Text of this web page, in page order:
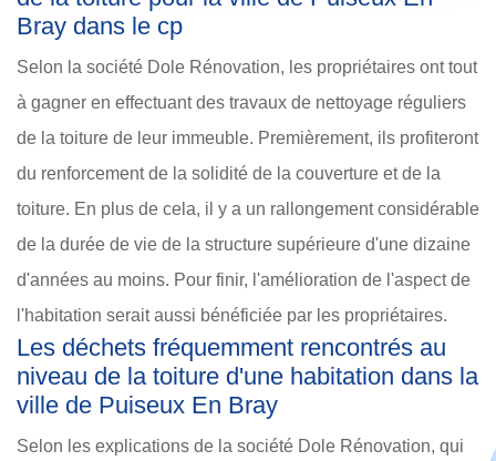
Bray dans le cp
Selon la société Dole Rénovation, les propriétaires ont tout
à gagner en effectuant des travaux de nettoyage réguliers
de la toiture de leur immeuble. Premièrement, ils profiteront
du renforcement de la solidité de la couverture et de la
toiture. En plus de cela, il y a un rallongement considérable
de la durée de vie de la structure supérieure d'une dizaine
d'années au moins. Pour finir, l'amélioration de l'aspect de
l'habitation serait aussi bénéficiée par les propriétaires.
Les déchets fréquemment rencontrés au
niveau de la toiture d'une habitation dans la
ville de Puiseux En Bray
Selon les explications de la société Dole Rénovation, qui